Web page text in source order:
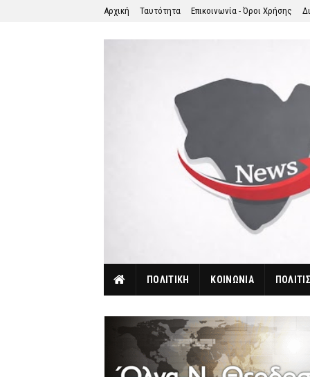
Αρχική Ταυτότητα Επικοινωνία - Όροι Χρήσης
ΠΟΛΙΤΙΚΗ ΚΟΙΝΩΝΙΑ